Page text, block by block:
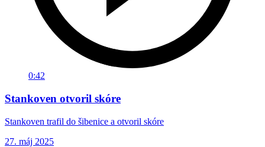
0:42
Stankoven otvoril skóre
Stankoven trafil do šibenice a otvoril skóre
27. máj 2025